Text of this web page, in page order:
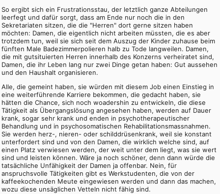
So ergibt sich ein Frustrationsstau, der letztlich ganze Abteilungen
leerfegt und dafür sorgt, dass am Ende nur noch die in den
Sekretariaten sitzen, die die "Herren" dort gerne sitzen haben
möchten: Damen, die eigentlich nicht arbeiten müssten, die es aber
trotzdem tun, weil sie sich seit dem Auszug der Kinder zuhause beim
fünften Male Badezimmerpolieren halb zu Tode langweilen. Damen,
die mit gutsituierten Herren innerhalb des Konzerns verheiratet sind,
Damen, die ihr Leben lang nur zwei Dinge getan haben: Gut aussehen
und den Haushalt organisieren.
Alle, die gemeint haben, sie würden mit diesem Job einen Einstieg in
eine weiterführende Karriere bekommen, die gedacht haben, sie
hätten die Chance, sich noch woadershin zu entwickeln, die diese
Tätigkeit als Übergangslösung angesehen haben, werden auf Dauer
krank, sogar sehr krank und enden in psychotherapeutischer
Behandlung und in psychosomatischen Rehabilitationsmassnahmen.
Sie werden herz-, nieren- oder schilddrüsenkrank, weil sie konstant
unterfordert sind und von den Damen, die wirklich welche sind, auf
einen Platz verwiesen werden, der weit unter dem liegt, was sie wert
sind und leisten können. Wäre ja noch schöner, denn dann würde die
tatsächliche Unfähigkeit der Damen ja offenbar. Nein, für
anspruchsvolle Tätigkeiten gibt es Werkstudenten, die von der
kaffeekochenden Meute eingewiesen werden und dann das machen,
wozu diese unsäglichen Vetteln nicht fähig sind.